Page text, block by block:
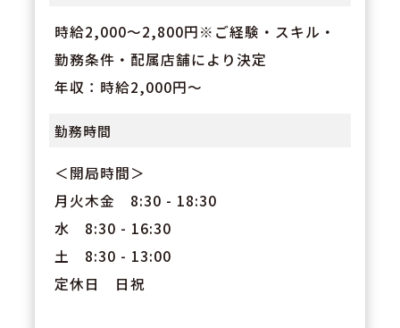
時給2,000～2,800円※ご経験・スキル・
勤務条件・配属店舗により決定
年収：時給2,000円～
勤務時間
＜開局時間＞
月火木金 8:30 - 18:30
水 8:30 - 16:30
土 8:30 - 13:00
定休日 日祝